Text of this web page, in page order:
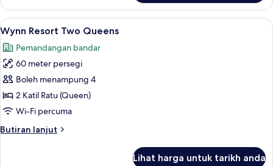
Tower
Suite
Parlor
Lihat
semua
foto
untuk
Wynn
Resort
Two
Peralatan tempat tidur premium,
4
Wynn Resort Two Queens
Pemandangan bandar
60 meter persegi
Boleh menampung 4
2 Katil Ratu (Queen)
Wi-Fi percuma
Butiran lanjut
Butiran
Lihat harga untuk tarikh anda